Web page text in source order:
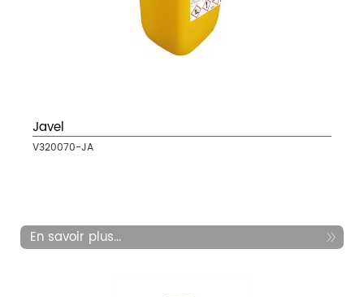
Javel
V320070-JA
En savoir plus...